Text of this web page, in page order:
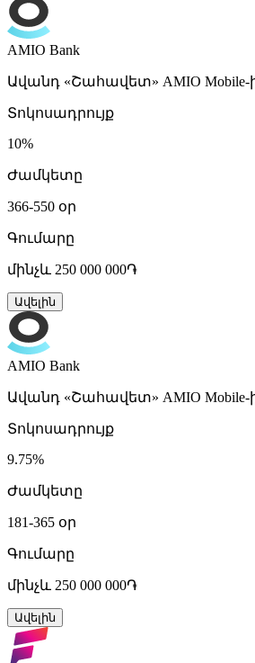
AMIO Bank
Ավանդ «Շահավետ» AMIO Mobile-
Տոկոսադրույք
10%
Ժամկետը
366-550 օր
Գումարը
մինչև 250 000 000֏
Ավելին
AMIO Bank
Ավանդ «Շահավետ» AMIO Mobile-
Տոկոսադրույք
9.75%
Ժամկետը
181-365 օր
Գումարը
մինչև 250 000 000֏
Ավելին